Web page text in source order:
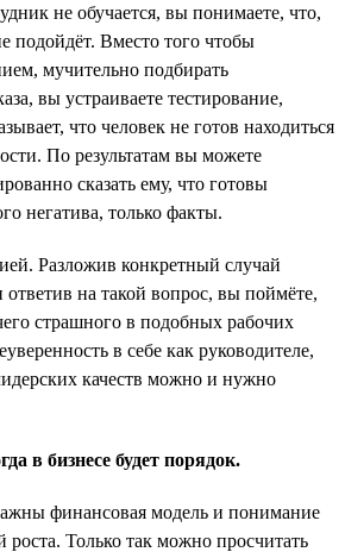
не обучается, вы понимаете, что,
подойдёт. Вместо того чтобы
мучительно подбирать
вы устраиваете тестирование,
что человек не готов находиться
По результатам вы можете
сказать ему, что готовы
негатива, только факты.
Разложив конкретный случай
ответив на такой вопрос, вы поймёте,
страшного в подобных рабочих
в себе как руководителе,
качеств можно и нужно
в бизнесе будет порядок.
финансовая модель и понимание
роста. Только так можно просчитать